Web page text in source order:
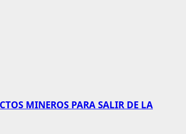
MINEROS PARA SALIR DE LA